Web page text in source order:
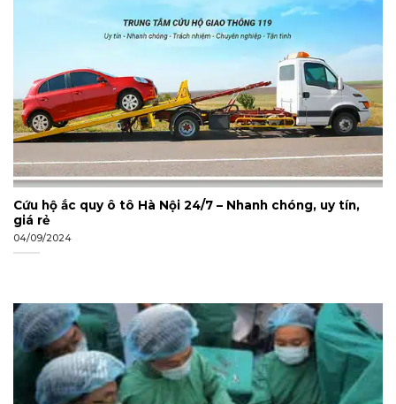
Cứu hộ ắc quy ô tô Hà Nội 24/7 – Nhanh chóng, uy tín,
giá rẻ
04/09/2024